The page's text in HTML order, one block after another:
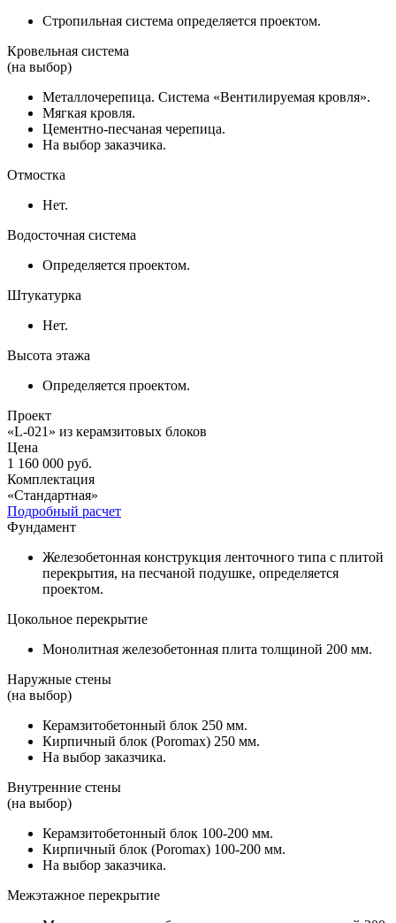
Стропильная система определяется проектом.
Кровельная система
(на выбор)
Металлочерепица. Система «Вентилируемая кровля».
Мягкая кровля.
Цементно-песчаная черепица.
На выбор заказчика.
Отмостка
Нет.
Водосточная система
Определяется проектом.
Штукатурка
Нет.
Высота этажа
Определяется проектом.
Проект
«L-021» из керамзитовых блоков
Цена
1 160 000 руб.
Комплектация
«Стандартная»
Подробный расчет
Фундамент
Железобетонная конструкция ленточного типа с плитой
перекрытия, на песчаной подушке, определяется
проектом.
Цокольное перекрытие
Монолитная железобетонная плита толщиной 200 мм.
Наружные стены
(на выбор)
Керамзитобетонный блок 250 мм.
Кирпичный блок (Poromax) 250 мм.
На выбор заказчика.
Внутренние стены
(на выбор)
Керамзитобетонный блок 100-200 мм.
Кирпичный блок (Poromax) 100-200 мм.
На выбор заказчика.
Межэтажное перекрытие